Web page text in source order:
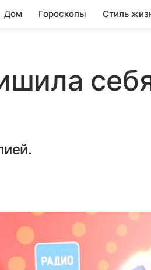
Дом Гороскопы Стиль